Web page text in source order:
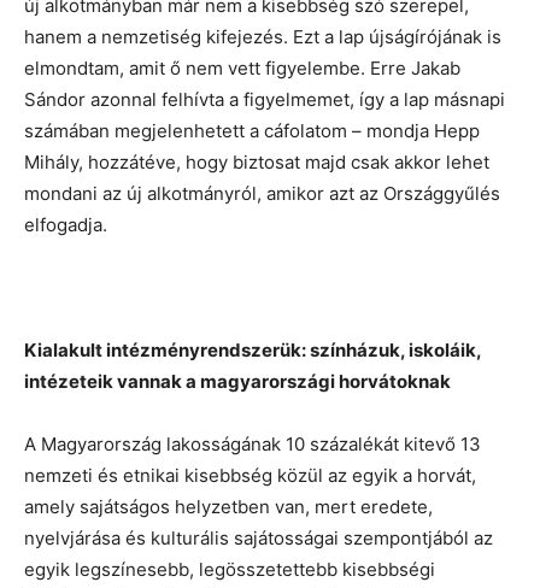
új alkotmányban már nem a kisebbség szó szerepel,
hanem a nemzetiség kifejezés. Ezt a lap újságírójának is
elmondtam, amit ő nem vett figyelembe. Erre Jakab
Sándor azonnal felhívta a figyelmemet, így a lap másnapi
számában megjelenhetett a cáfolatom – mondja Hepp
Mihály, hozzátéve, hogy biztosat majd csak akkor lehet
mondani az új alkotmányról, amikor azt az Országgyűlés
elfogadja.
Kialakult intézményrendszerük: színházuk, iskoláik,
intézeteik vannak a magyarországi horvátoknak
A Magyarország lakosságának 10 százalékát kitevő 13
nemzeti és etnikai kisebbség közül az egyik a horvát,
amely sajátságos helyzetben van, mert eredete,
nyelvjárása és kulturális sajátosságai szempontjából az
egyik legszínesebb, legösszetettebb kisebbségi